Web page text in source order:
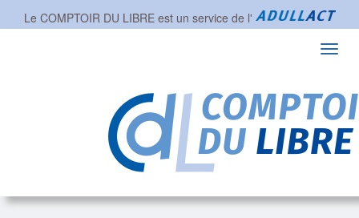
Le COMPTOIR DU LIBRE est un service de l'